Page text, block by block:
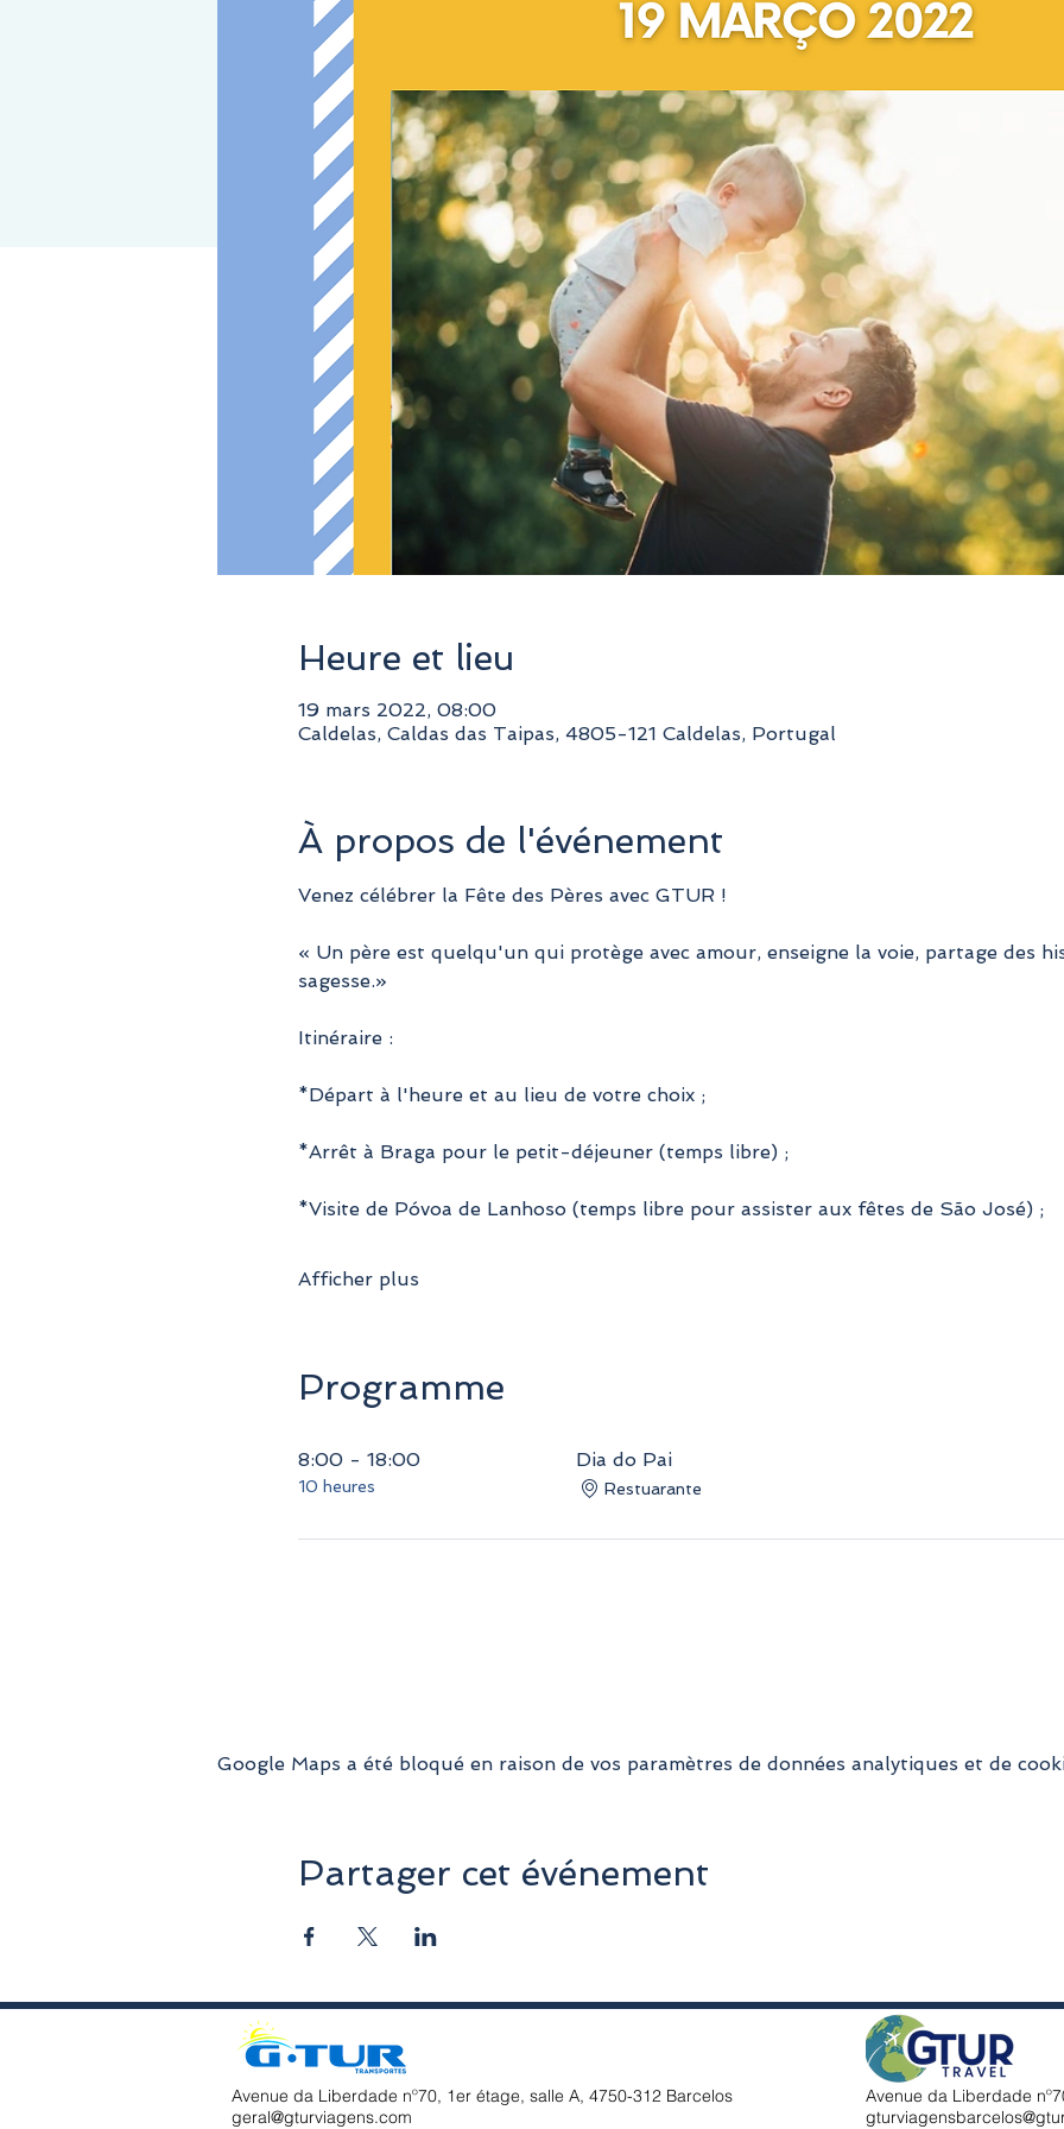
Heure et lieu
19 mars 2022, 08:00
Caldelas, Caldas das Taipas, 4805-121 Caldelas, Portugal
À propos de l'événement
Venez célébrer la Fête des Pères avec GTUR !
« Un père est quelqu'un qui protège avec amour, enseigne la voie, partage des
sagesse.»
Itinéraire :
*Départ à l'heure et au lieu de votre choix ;
*Arrêt à Braga pour le petit-déjeuner (temps libre) ;
*Visite de Póvoa de Lanhoso (temps libre pour assister aux fêtes de São José) ;
Afficher plus
Programme
8:00 - 18:00
10 heures
Dia do Pai
Restuarante
Google Maps a été bloqué en raison de vos paramètres de données analytiques et de
Partager cet événement
Avenue da Liberdade nº70, 1er étage, salle A, 4750-312 Barcelos
geral@gturviagens.com
Avenue da Liberdade